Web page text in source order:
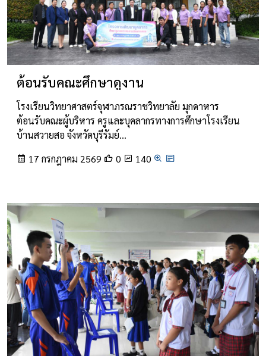
ต้อนรับคณะศึกษาดูงาน
โรงเรียนวิทยาศาสตร์จุฬาภรณราชวิทยาลัย มุกดาหาร
ต้อนรับคณะผู้บริหาร ครูและบุคลากรทางการศึกษาโรงเรียน
บ้านสวายสอ จังหวัดบุรีรัมย์…
17 กรกฎาคม 2569
0 140